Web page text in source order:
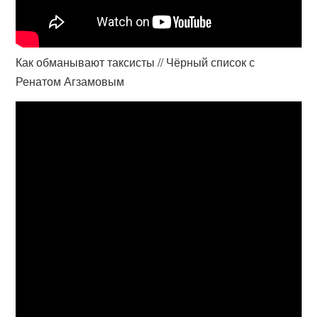
Как обманывают таксисты // Чёрный список с
Ренатом Агзамовым